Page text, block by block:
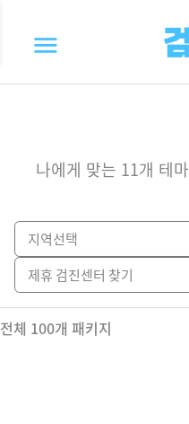
나에게 맞는 11개 테마
전체 100개 패키지